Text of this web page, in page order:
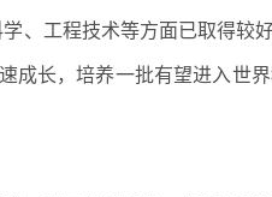
、工程技术等方面已取得
长，培养一批有望进入世